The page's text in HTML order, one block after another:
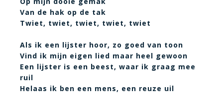
Van de hak op de tak
Twiet, twiet, twiet, twiet, twiet
Als ik een lijster hoor, zo goed van toon
Vind ik mijn eigen lied maar heel gewoon
Een lijster is een beest, waar ik graag mee
ruil
Helaas ik ben een mens, een reuze uil